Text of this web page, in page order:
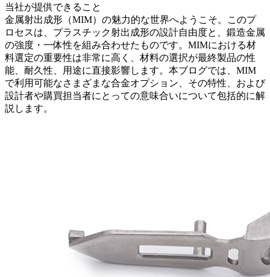
当社が提供できること
金属射出成形（MIM） の魅力的な世界へようこそ。このプ
ロセスは、 プラスチック射出成形の設計自由度と、鍛造金属
の強度・一体性を組み合わせたものです。MIMにおける材
料選定の重要性は非常に高く、材料の選択が最終製品の性
能、耐久性、用途に直接影響します。本ブログでは、 MIM
で利用可能なさまざまな合金オプション 、その特性、および
設計者や購買担当者にとっての意味合いについて包括的に解
説します。